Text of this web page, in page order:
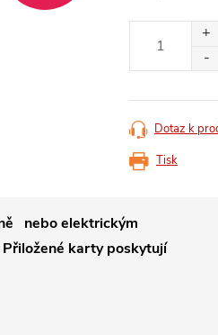
Tisk
Dotaz k
nebo elektrickým
karty poskytují